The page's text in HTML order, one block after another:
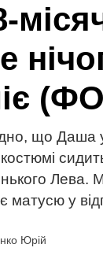
що Даша
Лева.
матусю у
Юрій